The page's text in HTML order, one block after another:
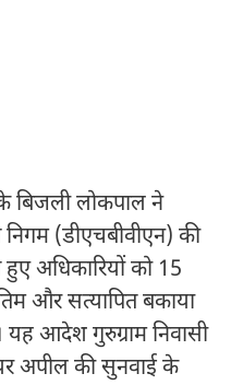
बिजली लोकपाल ने
निगम (डीएचबीवीएन) की
हुए अधिकारियों को 15
और सत्यापित बकाया
यह आदेश गुरुग्राम निवासी
अपील की सुनवाई के